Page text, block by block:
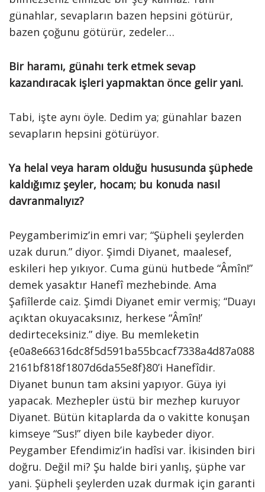
günahlar, sevapların bazen hepsini götürür,
bazen çoğunu götürür, zedeler…
Bir haramı, günahı terk etmek sevap
kazandıracak işleri yapmaktan önce gelir yani.
Tabi, işte aynı öyle. Dedim ya; günahlar bazen
sevapların hepsini götürüyor.
Ya helal veya haram olduğu hususunda şüphede
kaldığımız şeyler, hocam; bu konuda nasıl
davranmalıyız?
Peygamberimiz’in emri var; “Şüpheli şeylerden
uzak durun.” diyor. Şimdi Diyanet, maalesef,
eskileri hep yıkıyor. Cuma günü hutbede “Âmîn!”
demek yasaktır Hanefî mezhebinde. Ama
Şafiîlerde caiz. Şimdi Diyanet emir vermiş; “Duayı
açıktan okuyacaksınız, herkese “Âmîn!’
dedirteceksiniz.” diye. Bu memleketin
{e0a8e66316dc8f5d591ba55bcacf7338a4d87a088
2161bf818f1807d6da55e8f}80’i Hanefîdir.
Diyanet bunun tam aksini yapıyor. Güya iyi
yapacak. Mezhepler üstü bir mezhep kuruyor
Diyanet. Bütün kitaplarda da o vakitte konuşan
kimseye “Sus!” diyen bile kaybeder diyor.
Peygamber Efendimiz’in hadîsi var. İkisinden biri
doğru. Değil mi? Şu halde biri yanlış, şüphe var
yani. Şüpheli şeylerden uzak durmak için garanti